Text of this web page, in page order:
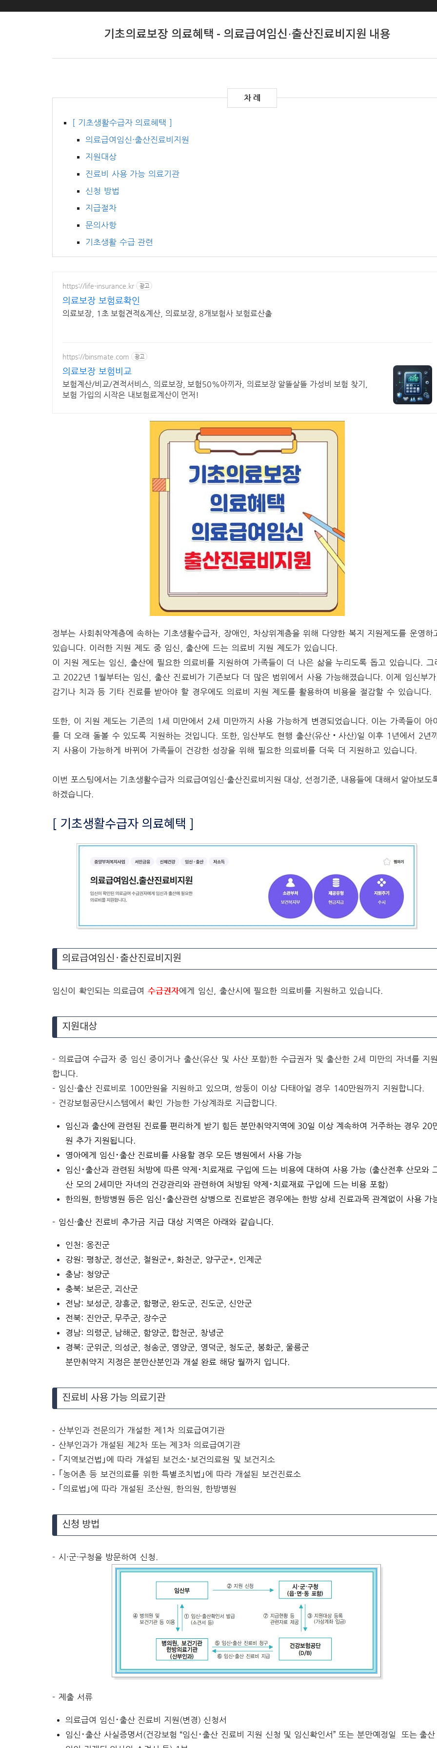
기초의료보장 의료혜택 - 의료급여임신·출산진료비지원 내용
[ 기초생활수급자 의료혜택 ]
의료급여임신·출산진료비지원
지원대상
진료비 사용 가능 의료기관
신청 방법
지급절차
문의사항
기초생활 수급 관련
https://life-insurance.kr 광고
의료보장 보험료확인
의료보장, 1초 보험견적&계산, 의료보장, 8개보험사 보험료산출
https://binsmate.com 광고
의료보장 보험비교
보험계산/비교/견적서비스, 의료보장, 보험50%아끼자, 의료보장 알뜰살뜰 가성비 보험 찾기,
보험 가입의 시작은 내보험료계산이 먼저!
정부는 사회취약계층에 속하는 기초생활수급자, 장애인, 차상위계층을 위해 다양한 복지 지원제도를 운영하
있습니다. 이러한 지원 제도 중 임신, 출산에 드는 의료비 지원 제도가 있습니다.
이 지원 제도는 임신, 출산에 필요한 의료비를 지원하여 가족들이 더 나은 삶을 누리도록 돕고 있습니다. 그
고 2022년 1월부터는 임신, 출산 진료비가 기존보다 더 많은 범위에서 사용 가능해졌습니다. 이제 임신부가
감기나 치과 등 기타 진료를 받아야 할 경우에도 의료비 지원 제도를 활용하여 비용을 절감할 수 있습니다.
또한, 이 지원 제도는 기존의 1세 미만에서 2세 미만까지 사용 가능하게 변경되었습니다. 이는 가족들이 아이
를 더 오래 돌볼 수 있도록 지원하는 것입니다. 또한, 임산부도 현행 출산(유산‧사산)일 이후 1년에서 2년
지 사용이 가능하게 바뀌어 가족들이 건강한 성장을 위해 필요한 의료비를 더욱 더 지원하고 있습니다.
이번 포스팅에서는 기초생활수급자 의료급여임신·출산진료비지원 대상, 선정기준, 내용들에 대해서 알아보도
하겠습니다.
[ 기초생활수급자 의료혜택 ]
의료급여임신·출산진료비지원
임신이 확인되는 의료급여수급권자에게 임신, 출산시에 필요한 의료비를 지원하고 있습니다.
지원대상
- 의료급여 수급자 중 임신 중이거나 출산(유산 및 사산 포함)한 수급권자 및 출산한 2세 미만의 자녀를 지원
합니다.
- 임신·출산 진료비로 100만원을 지원하고 있으며, 쌍둥이 이상 다태아일 경우 140만원까지 지원합니다.
- 건강보험공단시스템에서 확인 가능한 가상계좌로 지급합니다.
임신과 출산에 관련된 진료를 편리하게 받기 힘든 분만취약지역에 30일 이상 계속하여 거주하는 경우 20
원 추가 지원됩니다.
영아에게 임신･출산 진료비를 사용할 경우 모든 병원에서 사용 가능
임신･출산과 관련된 처방에 따른 약제･치료재료 구입에 드는 비용에 대하여 사용 가능 (출산전후 산모와
산 모의 2세미만 자녀의 건강관리와 관련하여 처방된 약제･치료재료 구입에 드는 비용 포함)
한의원, 한방병원 등은 임신･출산관련 상병으로 진료받은 경우에는 한방 상세 진료과목 관계없이 사용 가
- 임신·출산 진료비 추가금 지급 대상 지역은 아래와 같습니다.
인천: 옹진군
강원: 평창군, 정선군, 철원군*, 화천군, 양구군*, 인제군
충남: 청양군
충북: 보은군, 괴산군
전남: 보성군, 장흥군, 함평군, 완도군, 진도군, 신안군
전북: 진안군, 무주군, 장수군
경남: 의령군, 남해군, 함양군, 합천군, 창녕군
경북: 군위군, 의성군, 청송군, 영양군, 영덕군, 청도군, 봉화군, 울릉군
분만취약지 지정은 분만산분인과 개설 완료 해당 월까지 입니다.
진료비 사용 가능 의료기관
‑ 산부인과 전문의가 개설한 제1차 의료급여기관
‑ 산부인과가 개설된 제2차 또는 제3차 의료급여기관
‑ ｢지역보건법｣에 따라 개설된 보건소･보건의료원 및 보건지소
‑ ｢농어촌 등 보건의료를 위한 특별조치법｣에 따라 개설된 보건진료소
‑ ｢의료법｣에 따라 개설된 조산원, 한의원, 한방병원
신청 방법
- 시·군·구청을 방문하여 신청.
- 제출 서류
의료급여 임신･출산 진료비 지원(변경) 신청서
임신･출산 사실증명서(건강보험 “임신･출산 진료비 지원 신청 및 임신확인서” 또는 분만예정일 또는 출산